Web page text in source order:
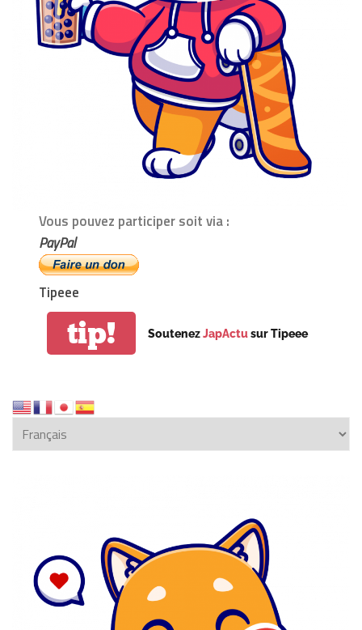
Vous pouvez participer soit via :
PayPal
Tipeee
tip! SoutenezJapActusur Tipeee